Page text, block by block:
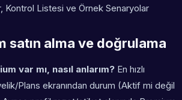
Kontrol Listesi ve Örnek Senaryolar
satın alma ve doğrulama
var mı, nasıl anlarım? En hızlı
Plans ekranından durum (Aktif mi değil